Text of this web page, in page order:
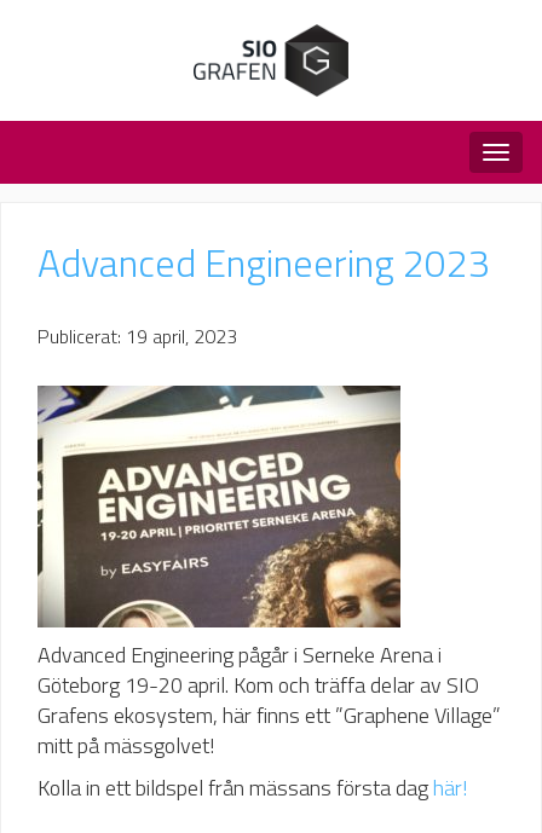
Advanced Engineering 2023
Publicerat: 19 april, 2023
Advanced Engineering pågår i Serneke Arena i
Göteborg 19-20 april. Kom och träffa delar av SIO
Grafens ekosystem, här finns ett ”Graphene Village”
mitt på mässgolvet!
Kolla in ett bildspel från mässans första daghär!